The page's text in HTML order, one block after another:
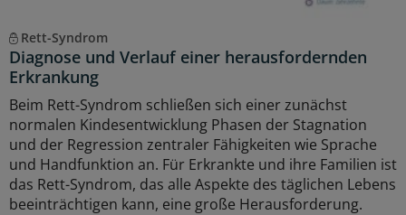
Rett-Syndrom
Diagnose und Verlauf einer herausfordernden
Erkrankung
Beim Rett-Syndrom schließen sich einer zunächst
normalen Kindesentwicklung Phasen der Stagnation
und der Regression zentraler Fähigkeiten wie Sprache
und Handfunktion an. Für Erkrankte und ihre Familien ist
das Rett-Syndrom, das alle Aspekte des täglichen Lebens
beeinträchtigen kann, eine große Herausforderung.